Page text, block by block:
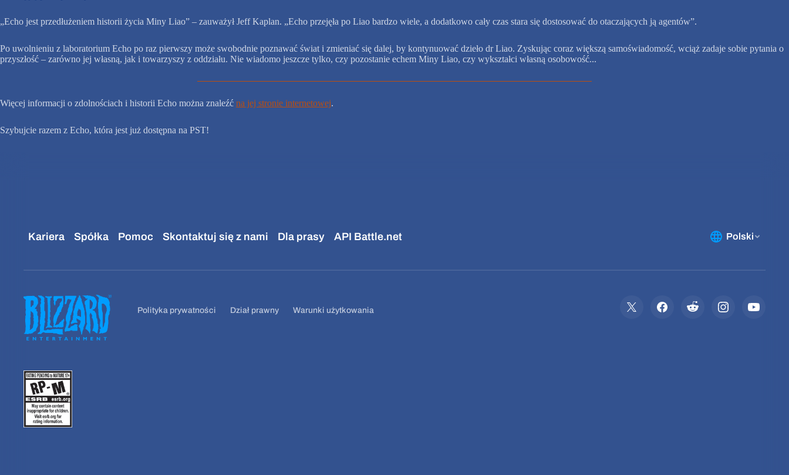
„Echo jest przedłużeniem historii życia Miny Liao” – zauważył Jeff Kaplan. „Echo przejęła po Liao bardzo wiele, a dodatkowo cały czas stara się dostosować do otaczających ją agentów”.
Po uwolnieniu z laboratorium Echo po raz pierwszy może swobodnie poznawać świat i zmieniać się dalej, by kontynuować dzieło dr Liao. Zyskując coraz większą samoświadomość, wciąż zadaje sobie pytania o
przyszłość – zarówno jej własną, jak i towarzyszy z oddziału. Nie wiadomo jeszcze tylko, czy pozostanie echem Miny Liao, czy wykształci własną osobowość...
Więcej informacji o zdolnościach i historii Echo można znaleźć na jej stronie internetowej.
Szybujcie razem z Echo, która jest już dostępna na PST!